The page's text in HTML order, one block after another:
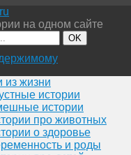
на одном сайте
OK
из жизни
истории
истории
про животных
о здоровье
и роды